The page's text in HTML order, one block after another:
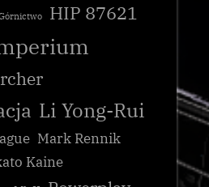
HIP 87621
Li Yong-Rui
Mark Rennik
Kaine